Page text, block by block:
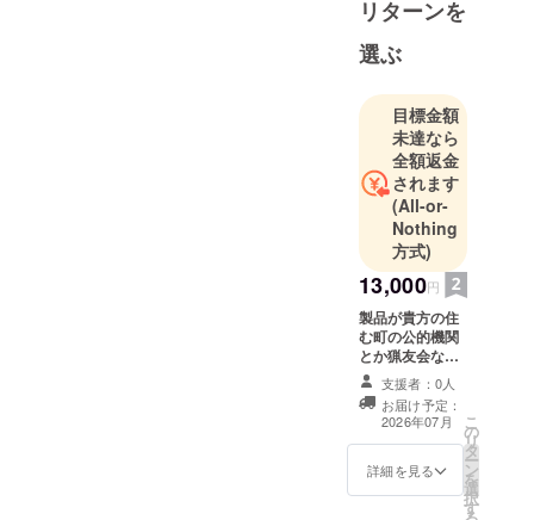
エレ
クトロニク
ス分野ワー
キンググ
ループへ参
加。
昭和61年 4
月 北海道立
札幌高等技
術専門学
院、
精密機械
学科設計講
師受託 翌62
年講師任期
終了
昭和62年 3
月 エレクト
ロニクス分
リターンを
選ぶ
目標金額
未達なら
全額返金
されます
(All-or-
Nothing
方式)
13,000円
製品が貴方の住
む町の公的機関
とか猟友会など
が購入された
時，貴方のお力
添えの結晶が貴
方の町の人と動
物を守る為，嫁
入りした事を先
支援者：0人
お届け予定：
2026年07月
詳細を見る
こ
の
リ
タ
ー
ン
を
選
択
す